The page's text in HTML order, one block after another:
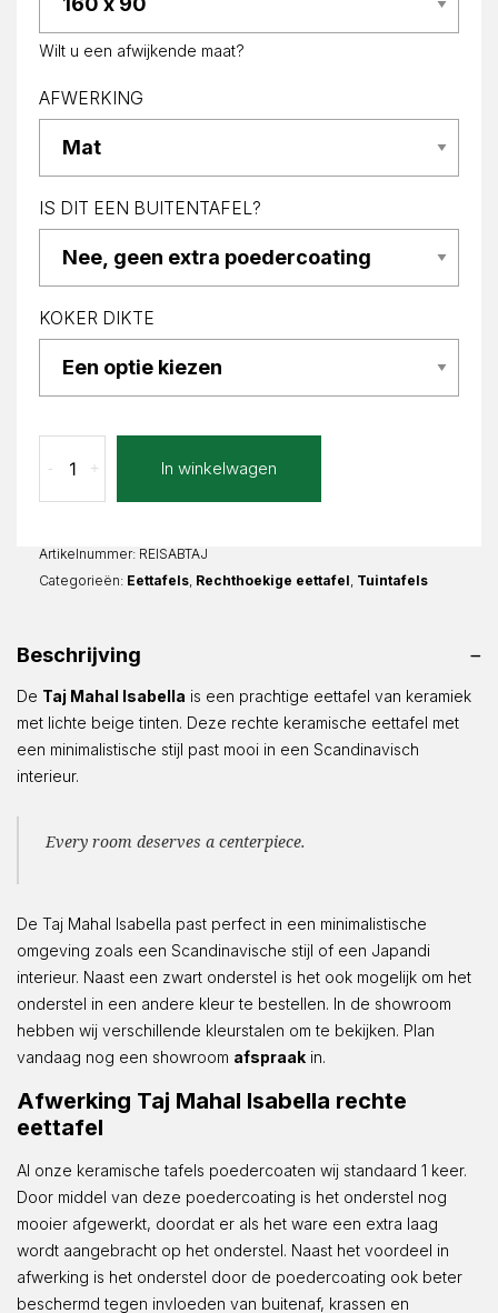
Wilt u een afwijkende maat?
AFWERKING
IS DIT EEN BUITENTAFEL?
KOKER DIKTE
Mahal
Isabella
aantal
+
- In winkelwagen
Artikelnummer: REISABTAJ
Categorieën: Eettafels Rechthoekige eettafel Tuintafels
Beschrijving
De Taj Mahal Isabella is een prachtige eettafel van keramiek
met lichte beige tinten. Deze rechte keramische eettafel met
een minimalistische stijl past mooi in een Scandinavisch
interieur.
Every room deserves a centerpiece.
De Taj Mahal Isabella past perfect in een minimalistische
omgeving zoals een Scandinavische stijl of een Japandi
interieur. Naast een zwart onderstel is het ook mogelijk om het
onderstel in een andere kleur te bestellen. In de showroom
hebben wij verschillende kleurstalen om te bekijken. Plan
vandaag nog een showroom afspraak in.
Afwerking Taj Mahal Isabella rechte
eettafel
Al onze keramische tafels poedercoaten wij standaard 1 keer.
Door middel van deze poedercoating is het onderstel nog
mooier afgewerkt, doordat er als het ware een extra laag
wordt aangebracht op het onderstel. Naast het voordeel in
afwerking is het onderstel door de poedercoating ook beter
beschermd tegen invloeden van buitenaf, krassen en